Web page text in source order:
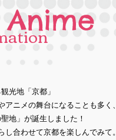
Anime
光地「京都」
ニメの舞台になることも多く、
地」が誕生しました！
合わせて京都を楽しんでみて。